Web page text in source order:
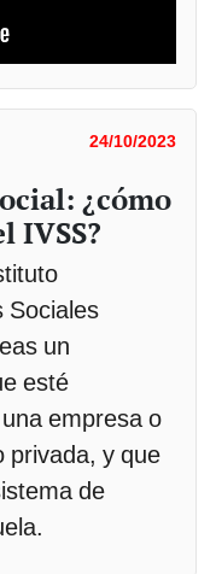
24/10/2023
¿cómo
IVSS?
Sociales
un
esté
empresa o
privada, y que
de